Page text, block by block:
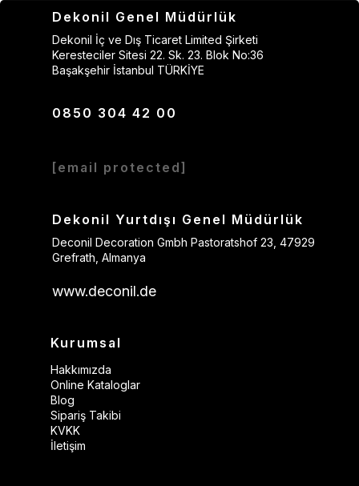
Dekonil Genel Müdürlük
Dekonil İç ve Dış Ticaret Limited Şirketi
Keresteciler Sitesi 22. Sk. 23. Blok No:36
Başakşehir İstanbul TÜRKİYE
0850 304 42 00
[email protected]
Dekonil Yurtdışı Genel Müdürlük
Deconil Decoration Gmbh Pastoratshof 23, 47929
Grefrath, Almanya
www.deconil.de
Kurumsal
Hakkımızda
Online Kataloglar
Blog
Sipariş Takibi
KVKK
İletişim